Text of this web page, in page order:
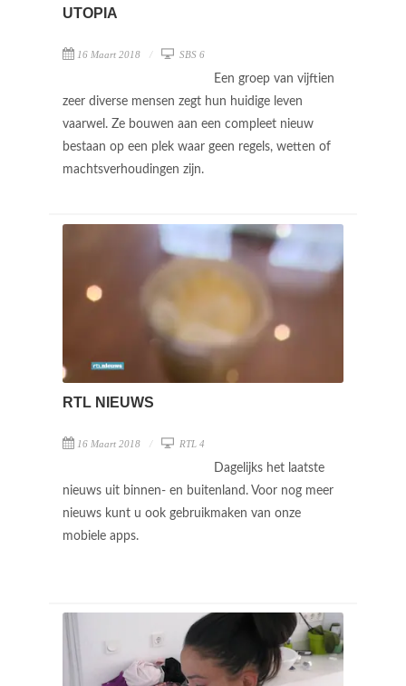
UTOPIA
16 Maart 2018 SBS 6
Een groep van vijftien
zeer diverse mensen zegt hun huidige leven
vaarwel. Ze bouwen aan een compleet nieuw
bestaan op een plek waar geen regels, wetten of
machtsverhoudingen zijn.
RTL NIEUWS
16 Maart 2018 RTL 4
Dagelijks het laatste
nieuws uit binnen- en buitenland. Voor nog meer
nieuws kunt u ook gebruikmaken van onze
mobiele apps.